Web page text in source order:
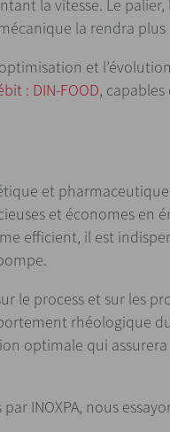
la vitesse. Le
la rendra
et
: DIN-FOOD,
et
et économes en
efficient, il est
le process et sur les
rhéologique
optimale qui
INOXPA, nous